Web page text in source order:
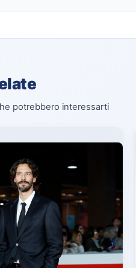
potrebbero interessarti